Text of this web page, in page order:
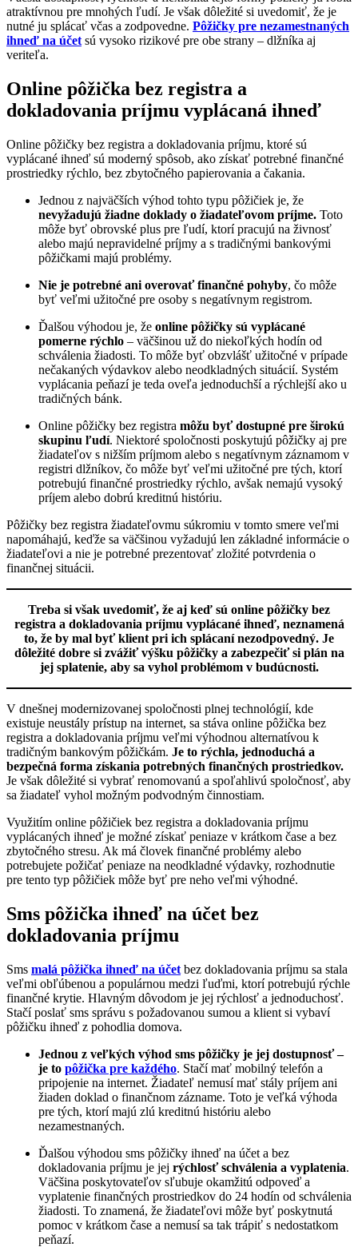
atraktívnou pre mnohých ľudí. Je však dôležité si uvedomiť, že je
nutné ju splácať včas a zodpovedne. Pôžičky pre nezamestnaných
ihneď na účet sú vysoko rizikové pre obe strany – dlžníka aj
veriteľa.
Online pôžička bez registra a
dokladovania príjmu vyplácaná ihneď
Online pôžičky bez registra a dokladovania príjmu, ktoré sú
vyplácané ihneď sú moderný spôsob, ako získať potrebné finančné
prostriedky rýchlo, bez zbytočného papierovania a čakania.
Jednou z najväčších výhod tohto typu pôžičiek je, že
nevyžadujú žiadne doklady o žiadateľovom príjme. Toto
môže byť obrovské plus pre ľudí, ktorí pracujú na živnosť
alebo majú nepravidelné príjmy a s tradičnými bankovými
pôžičkami majú problémy.
Nie je potrebné ani overovať finančné pohyby, čo môže
byť veľmi užitočné pre osoby s negatívnym registrom.
Ďalšou výhodou je, že online pôžičky sú vyplácané
pomerne rýchlo – väčšinou už do niekoľkých hodín od
schválenia žiadosti. To môže byť obzvlášť užitočné v prípade
nečakaných výdavkov alebo neodkladných situácií. Systém
vyplácania peňazí je teda oveľa jednoduchší a rýchlejší ako u
tradičných bánk.
Online pôžičky bez registra môžu byť dostupné pre širokú
skupinu ľudí. Niektoré spoločnosti poskytujú pôžičky aj pre
žiadateľov s nižším príjmom alebo s negatívnym záznamom v
registri dlžníkov, čo môže byť veľmi užitočné pre tých, ktorí
potrebujú finančné prostriedky rýchlo, avšak nemajú vysoký
príjem alebo dobrú kreditnú históriu.
Pôžičky bez registra žiadateľovmu súkromiu v tomto smere veľmi
napomáhajú, keďže sa väčšinou vyžadujú len základné informácie o
žiadateľovi a nie je potrebné prezentovať zložité potvrdenia o
finančnej situácii.
Treba si však uvedomiť, že aj keď sú online pôžičky bez
registra a dokladovania príjmu vyplácané ihneď, neznamená
to, že by mal byť klient pri ich splácaní nezodpovedný. Je
dôležité dobre si zvážiť výšku pôžičky a zabezpečiť si plán na
jej splatenie, aby sa vyhol problémom v budúcnosti.
V dnešnej modernizovanej spoločnosti plnej technológií, kde
existuje neustály prístup na internet, sa stáva online pôžička bez
registra a dokladovania príjmu veľmi výhodnou alternatívou k
tradičným bankovým pôžičkám. Je to rýchla, jednoduchá a
bezpečná forma získania potrebných finančných prostriedkov.
Je však dôležité si vybrať renomovanú a spoľahlivú spoločnosť, aby
sa žiadateľ vyhol možným podvodným činnostiam.
Využitím online pôžičiek bez registra a dokladovania príjmu
vyplácaných ihneď je možné získať peniaze v krátkom čase a bez
zbytočného stresu. Ak má človek finančné problémy alebo
potrebujete požičať peniaze na neodkladné výdavky, rozhodnutie
pre tento typ pôžičiek môže byť pre neho veľmi výhodné.
Sms pôžička ihneď na účet bez
dokladovania príjmu
Sms malá pôžička ihneď na účet bez dokladovania príjmu sa stala
veľmi obľúbenou a populárnou medzi ľuďmi, ktorí potrebujú rýchle
finančné krytie. Hlavným dôvodom je jej rýchlosť a jednoduchosť.
Stačí poslať sms správu s požadovanou sumou a klient si vybaví
pôžičku ihneď z pohodlia domova.
Jednou z veľkých výhod sms pôžičky je jej dostupnosť –
je to pôžička pre každého. Stačí mať mobilný telefón a
pripojenie na internet. Žiadateľ nemusí mať stály príjem ani
žiaden doklad o finančnom zázname. Toto je veľká výhoda
pre tých, ktorí majú zlú kreditnú históriu alebo
nezamestnaných.
Ďalšou výhodou sms pôžičky ihneď na účet a bez
dokladovania príjmu je jej rýchlosť schválenia a vyplatenia.
Väčšina poskytovateľov sľubuje okamžitú odpoveď a
vyplatenie finančných prostriedkov do 24 hodín od schválenia
žiadosti. To znamená, že žiadateľovi môže byť poskytnutá
pomoc v krátkom čase a nemusí sa tak trápiť s nedostatkom
peňazí.